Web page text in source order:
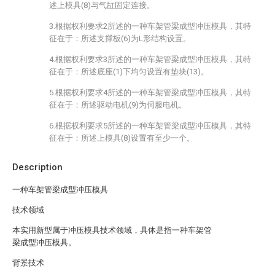
Description
一种车架管梁成型冲压模具
技术领域
本实用新型属于冲压模具技术领域，具体是指一种车架管
梁成型冲压模具。
背景技术
述上模具(8)与气缸固定连接。
3.根据权利要求2所述的一种车架管梁成型冲压模具，其特
征在于：所述支撑板(6)为L形结构设置。
4.根据权利要求3所述的一种车架管梁成型冲压模具，其特
征在于：所述底座(1)下均匀设置有垫块(13)。
5.根据权利要求4所述的一种车架管梁成型冲压模具，其特
征在于：所述驱动电机(9)为伺服电机。
6.根据权利要求5所述的一种车架管梁成型冲压模具，其特
征在于：所述上模具(8)设置有至少一个。